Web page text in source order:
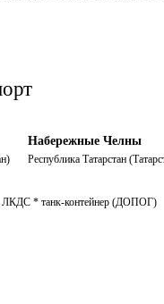
Набережные Челны
Республика Татарстан
* танк-контейнер (ДОПОГ)